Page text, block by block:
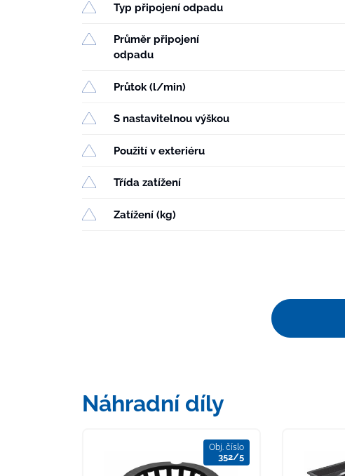
Typ připojení odpadu
Průměr připojení
odpadu
Průtok (l/min)
S nastavitelnou výškou
Použití v exteriéru
Třída zatížení
Zatížení (kg)
Náhradní díly
Obj. číslo
352/5